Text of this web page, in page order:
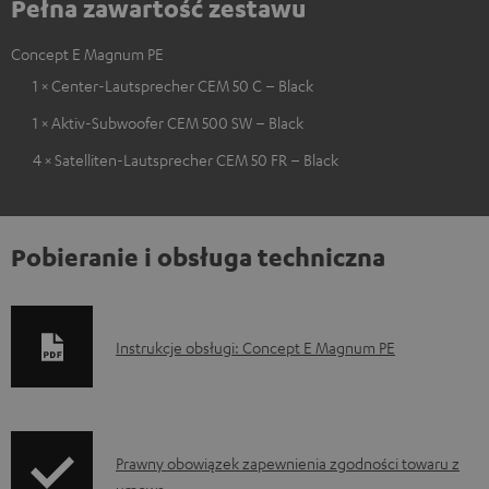
Pełna zawartość zestawu
Concept E Magnum PE
1 × Center-Lautsprecher CEM 50 C – Black
1 × Aktiv-Subwoofer CEM 500 SW – Black
4 × Satelliten-Lautsprecher CEM 50 FR – Black
Pobieranie i obsługa techniczna
D
m
Instrukcje obsługi: Concept E Magnum PE
IPrawny obowiązek zapewnienia zgodności towaru z